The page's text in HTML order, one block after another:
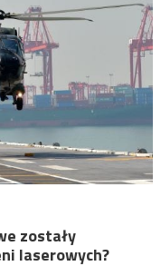
zostały
laserowych?